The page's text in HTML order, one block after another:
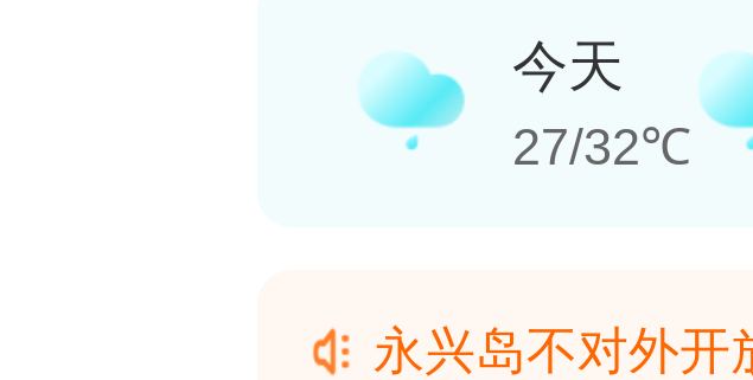
今天
27/32℃
永兴岛不对外开